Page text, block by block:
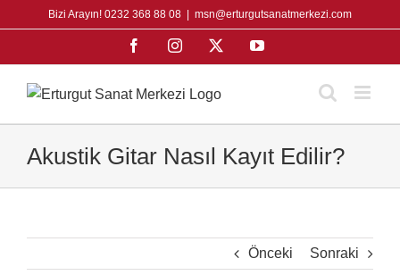
to
Bizi Arayın! 0232 368 88 08 msn@erturgutsanatmerkezi.com
FacebookInstagram YouTube
Akustik Gitar Nasıl Kayıt Edilir?
Önceki Sonraki